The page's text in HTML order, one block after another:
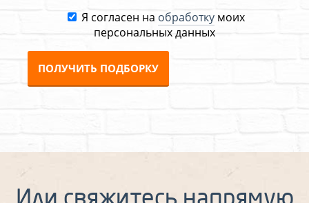
Я согласен на обработкумоих
персональных данных
ПОЛУЧИТЬ ПОДБОРКУ